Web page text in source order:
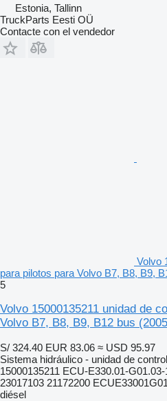
Estonia, Tallinn
TruckParts Eesti OÜ
Contacte con el vendedor
Volvo
para pilotos para Volvo B7, B8, B9,
5
Volvo 15000135211 unidad de
Volvo B7, B8, B9, B12 bus
S/ 324.40 EUR 83.06 ≈ USD 95.97
Sistema hidráulico - unidad de
15000135211 ECU-E330.01-
23017103 21172200
diésel